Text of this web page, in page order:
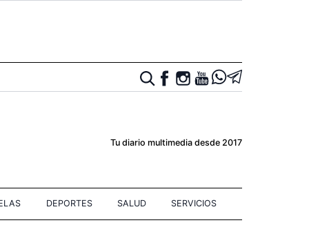
Tu diario multimedia desde 2017
DEPORTES SALUD SERVICIOS